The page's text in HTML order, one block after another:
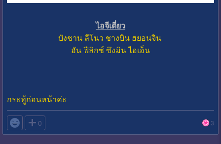
ไอจีเดี่ยว
บังชาน ลีโนว ชางบิน ฮยอนจิน
ฮันฟีลิกซ์ ซึงมินไอเอ็น
กระทู้ก่อนหน้าค่ะ
 0 3